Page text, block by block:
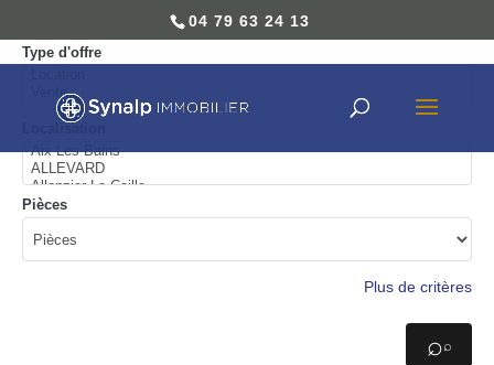
04 79 63 24 13
Type d'offre
Pièces
Plus de critères
⌕
04 79 63 24 13